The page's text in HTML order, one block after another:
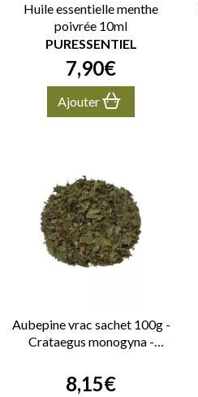
Huile essentielle menthe
poivrée 10ml
PURESSENTIEL
7,90€
Ajouter
Aubepine vrac sachet 100g -
Crataegus monogyna -
8,15€